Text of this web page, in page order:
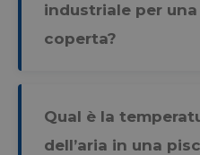
industriale per
coperta?
Qual è la
dell’aria in una